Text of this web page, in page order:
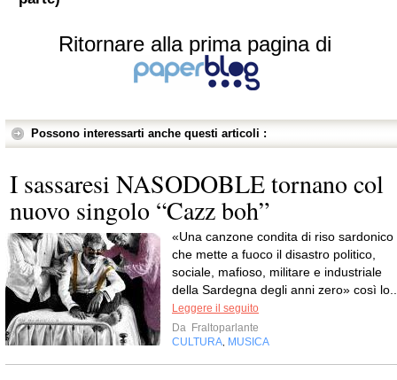
Ritornare alla prima pagina di
Possono interessarti anche questi articoli :
I sassaresi NASODOBLE tornano col
nuovo singolo “Cazz boh”
«Una canzone condita di riso sardonico
che mette a fuoco il disastro politico,
sociale, mafioso, militare e industriale
della Sardegna degli anni zero» così
Leggere il seguito
Da Fraltoparlante
CULTURA MUSICA